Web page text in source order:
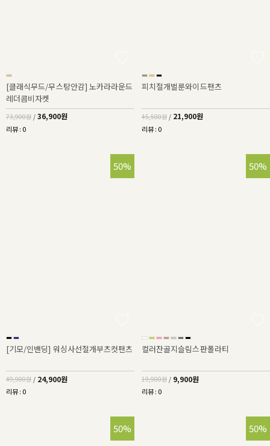
[클래식무드/무스탕안감] 노카라라운드
레더콤비자켓
73,900원 / 36,900원
리뷰 : 0
피치절개벌룬와이드팬츠
45,500원 / 21,900원
리뷰 : 0
50%
[기모/인밴딩] 워싱사선절개부츠컷팬츠
49,900원 / 24,900원
리뷰 : 0
50%
컬러잔골지슬림스판폴라티
19,900원 / 9,900원
리뷰 : 0
50% 50%